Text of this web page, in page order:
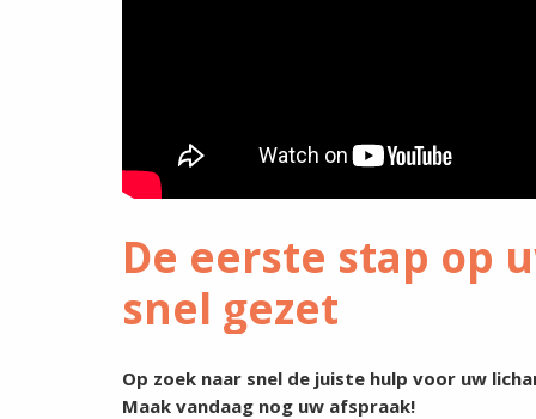
De eerste stap op
snel gezet
Op zoek naar snel de juiste hulp voor uw
Maak vandaag nog uw afspraak!